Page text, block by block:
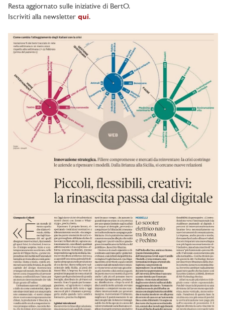
Resta aggiornato sulle iniziative di BertO.
Iscriviti alla newsletter qui.